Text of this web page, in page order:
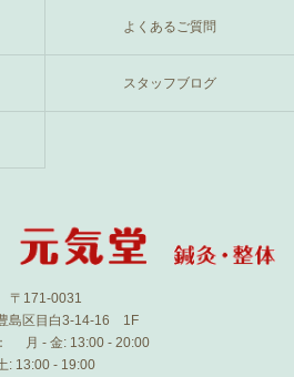
よくあるご質問
スタッフブログ
〒171-0031
島区目白3-14-16 1F
月 - 金: 13:00 - 20:00
: 13:00 - 19:00